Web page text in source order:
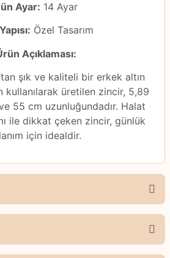
Ayar: 14 Ayar
Özel Tasarım
Açıklaması:
şık ve kaliteli bir erkek altın
kullanılarak üretilen zincir, 5,89
55 cm uzunluğundadır. Halat
ile dikkat çeken zincir, günlük
için idealdir.
ilk yorumu siz yapın!